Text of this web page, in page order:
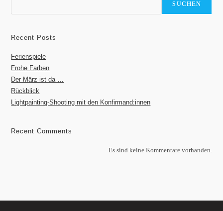
SUCHEN
Recent Posts
Ferienspiele
Frohe Farben
Der März ist da …
Rückblick
Lightpainting-Shooting mit den Konfirmand:innen
Recent Comments
Es sind keine Kommentare vorhanden.